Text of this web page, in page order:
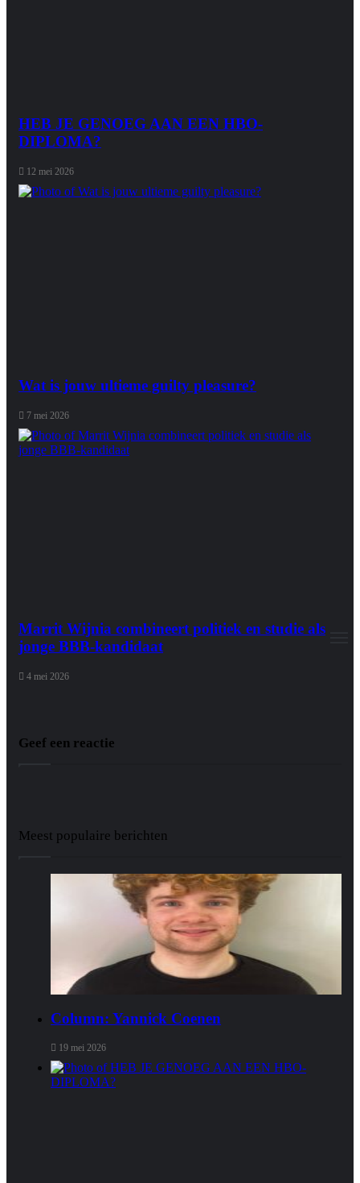
HEB JE GENOEG AAN EEN HBO-
DIPLOMA?
12 mei 2026
Wat is jouw ultieme guilty pleasure?
7 mei 2026
Marrit Wijnia combineert politiek en studie als
jonge BBB‑kandidaat
4 mei 2026
Geef een reactie
Meest populaire berichten
Column: Yannick Coenen
19 mei 2026